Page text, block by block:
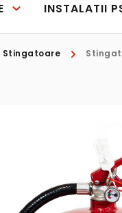
INSTALATII
Stingatoare